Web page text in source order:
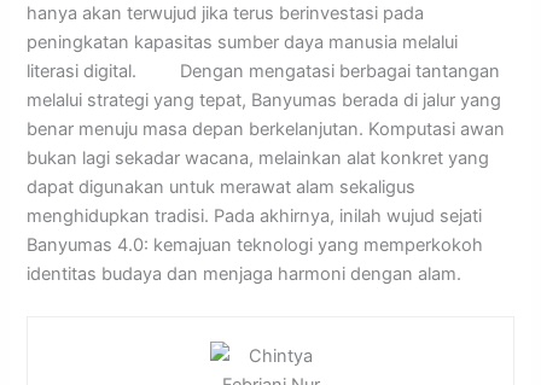
hanya akan terwujud jika terus berinvestasi pada
peningkatan kapasitas sumber daya manusia melalui
literasi digital. Dengan mengatasi berbagai tantangan
melalui strategi yang tepat, Banyumas berada di jalur yang
benar menuju masa depan berkelanjutan. Komputasi awan
bukan lagi sekadar wacana, melainkan alat konkret yang
dapat digunakan untuk merawat alam sekaligus
menghidupkan tradisi. Pada akhirnya, inilah wujud sejati
Banyumas 4.0: kemajuan teknologi yang memperkokoh
identitas budaya dan menjaga harmoni dengan alam.